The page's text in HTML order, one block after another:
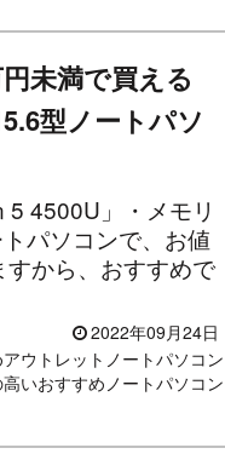
未満で買える
型ノートパソ
4500U」・メモリ
パソコンで、お値
から、おすすめで
2022年09月24日
ウトレットノートパソコン
いおすすめノートパソコン